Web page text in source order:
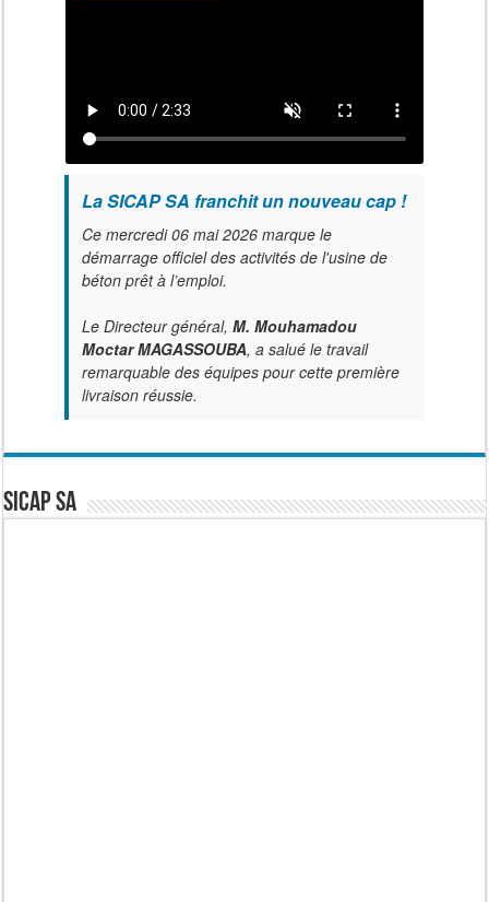
La SICAP SA franchit un nouveau cap !
Ce mercredi 06 mai 2026 marque le
démarrage officiel des activités de l'usine de
béton prêt à l’emploi.
Le Directeur général, M. Mouhamadou
Moctar MAGASSOUBA, a salué le travail
remarquable des équipes pour cette première
livraison réussie.
SICAP SA